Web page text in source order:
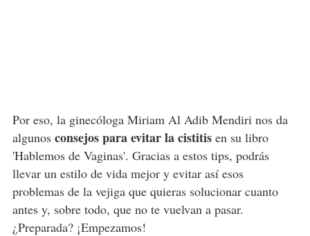
Por eso, la ginecóloga Miriam Al Adib Mendiri nos da
algunos consejos para evitar la cistitisen su libro
'Hablemos de Vaginas'. Gracias a estos tips, podrás
llevar un estilo de vida mejor y evitar así esos
problemas de la vejiga que quieras solucionar cuanto
antes y, sobre todo, que no te vuelvan a pasar.
¿Preparada? ¡Empezamos!